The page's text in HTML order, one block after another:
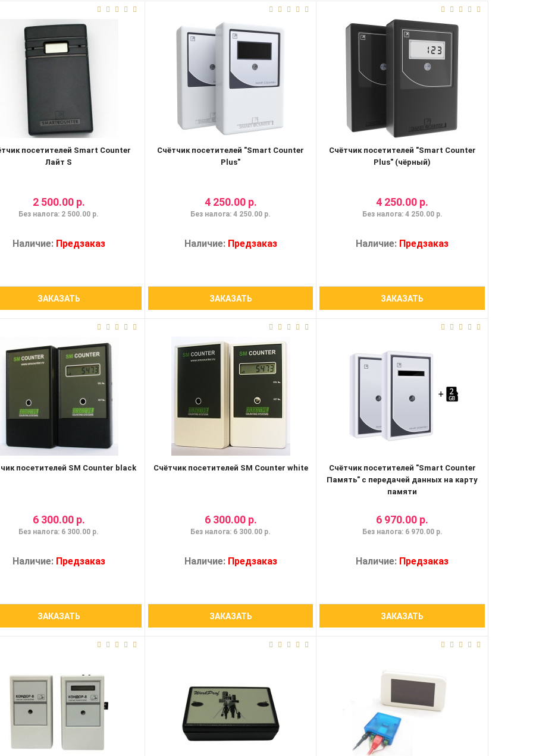
посетителей Smart Counter
Лайт S
2 500.00 р.
Без налога: 2 500.00 р.
Наличие: Предзаказ
ЗАКАЗАТЬ
Счётчик посетителей "Smart Counter
Plus"
4 250.00 р.
Без налога: 4 250.00 р.
Наличие: Предзаказ
ЗАКАЗАТЬ
Счётчик посетителей "Smart Counter
Plus" (чёрный)
4 250.00 р.
Без налога: 4 250.00 р.
Наличие: Предзаказ
ЗАКАЗАТЬ
посетителей SM Сounter black
6 300.00 р.
Без налога: 6 300.00 р.
Наличие: Предзаказ
ЗАКАЗАТЬ
Счётчик посетителей SM Сounter white
6 300.00 р.
Без налога: 6 300.00 р.
Наличие: Предзаказ
ЗАКАЗАТЬ
Счётчик посетителей "Smart Counter
Память" с передачей данных на карту
памяти
6 970.00 р.
Без налога: 6 970.00 р.
Наличие: Предзаказ
ЗАКАЗАТЬ